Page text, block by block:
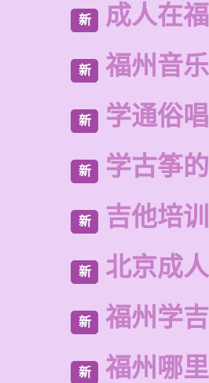
新 成人在
新 福州音
新 学通俗
新 学古筝
新 吉他培
新 北京成
新 福州学
新 福州哪